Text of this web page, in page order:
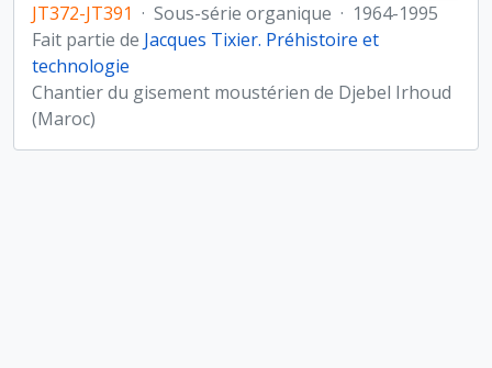
JT372-JT391 · Sous-série organique · 1964-1995
Fait partie de Jacques Tixier. Préhistoire et
technologie
Chantier du gisement moustérien de Djebel Irhoud
(Maroc)